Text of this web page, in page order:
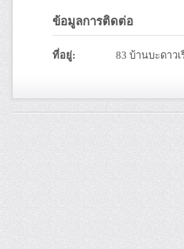
ข้อมูลการติดต่อ
ที่อยู่: 83 บ้านบะดาว